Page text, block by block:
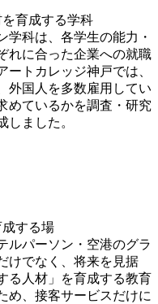
育成する学科
学科は、各学生の能力・
れに合った企業への就職
ートカレッジ神戸では、
外国人を多数雇用してい
めているかを調査・研究
しました。
する場
ルパーソン・空港のグラ
けでなく、将来を見据
る人材」を育成する教育
め、接客サービスだけに